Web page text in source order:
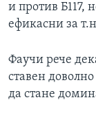
и против Б117,
ефикасни за
Фаучи рече
ставен
да стане